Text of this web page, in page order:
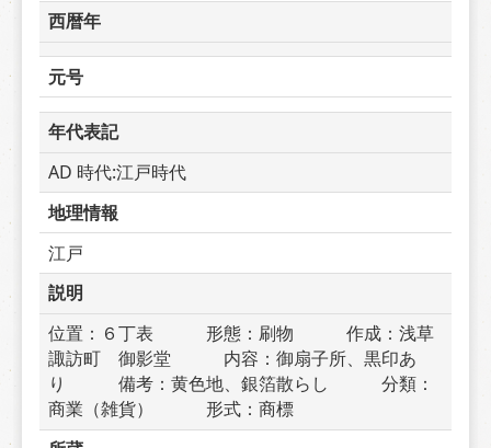
西暦年
元号
年代表記
AD 時代:江戸時代
地理情報
江戸
説明
位置：６丁表　　　形態：刷物　　　作成：浅草
諏訪町　御影堂　　　内容：御扇子所、黒印あ
り　　　備考：黄色地、銀箔散らし　　　分類：
商業（雑貨）　　　形式：商標